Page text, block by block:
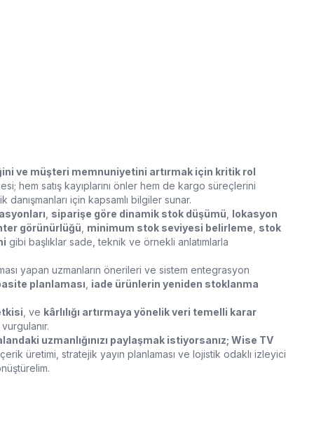
ve müşteri memnuniyetini artırmak için kritik rol
hem satış kayıplarını önler hem de kargo süreçlerini
için kapsamlı bilgiler sunar.
siparişe göre dinamik stok düşümü lokasyon
görünürlüğü minimum stok seviyesi belirleme stok
gibi başlıklar sade, teknik ve örnekli anlatımlarla
yapan uzmanların önerileri ve sistem entegrasyon
planlaması iade ürünlerin yeniden stoklanma
, ve kârlılığı artırmaya yönelik veri temelli karar
uzmanlığınızı paylaşmak istiyorsanız; Wise TV
üretimi, stratejik yayın planlaması ve lojistik odaklı izleyici